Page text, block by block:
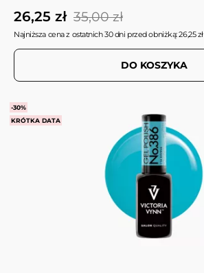
26,25 zł 35,00 zł
Najniższa cena z ostatnich 30 dni przed obniżką: 26,25 zł
DO KOSZYKA
-30%
KRÓTKA DATA